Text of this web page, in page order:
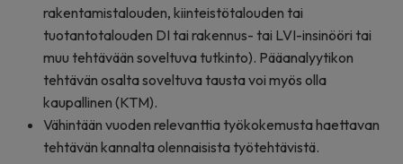
rakentamistalouden, kiinteistötalouden tai
tuotantotalouden DI tai rakennus- tai LVI-insinööri tai
muu tehtävään soveltuva tutkinto). Pääanalyytikon
tehtävän osalta soveltuva tausta voi myös olla
kaupallinen (KTM).
Vähintään vuoden relevanttia työkokemusta haettavan
tehtävän kannalta olennaisista työtehtävistä.